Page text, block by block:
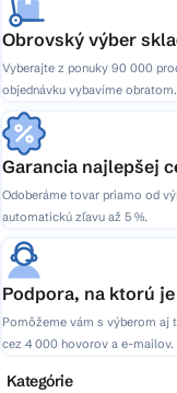
Obrovský výber
Vyberajte z ponuky 90 000
objednávku vybavíme obratom.
Garancia najlepšej
Odoberáme tovar priamo od
automatickú zľavu až 5 %.
Podpora, na ktorú
Pomôžeme vám s výberom aj
cez 4 000 hovorov a e-mailov.
Kategórie